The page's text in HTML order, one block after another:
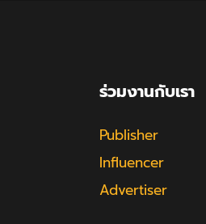
ร่วมงานกับเรา
Publisher
Influencer
Advertiser